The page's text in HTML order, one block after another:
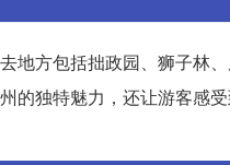
地方包括拙政园、狮子林
的独特魅力，还让游客感